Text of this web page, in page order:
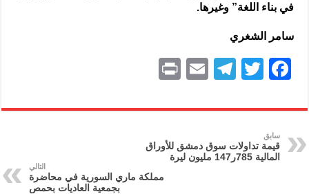
في بناء اللغة” وغيرها.
سامر الشغري
F
c
e
b
T
itt
T
e
a
E
ai
nt
سابق
قيمة تداولات سوق دمشق للأوراق
المالية 785ر147 مليون ليرة
التالي
مملكة ماري السورية في محاضرة
بجمعية العاديات بحمص